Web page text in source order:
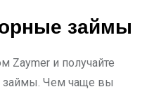
займы
Zaymer и получайте
займы. Чем чаще вы